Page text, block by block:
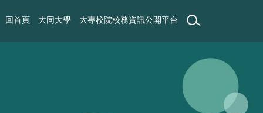
回首頁 大同大學 大專校院校務資訊公開平台